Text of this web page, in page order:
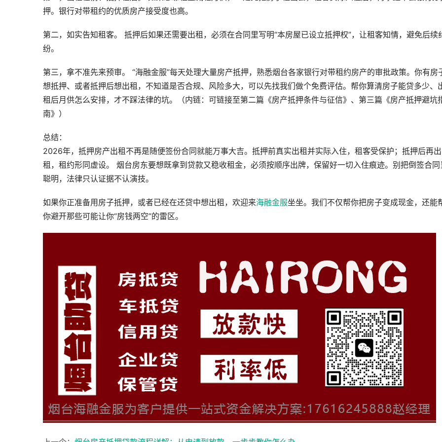
押。银行对带租约的优质房产接受度也高。
第二，如实告知租客。 抵押后如果还需要出租，必须在合同里写明“本房屋已设立抵押权”，让租客知情，避免后续
纷。
第三，拿不准先来预审。 “海融金服”每天处理大量房产抵押，熟悉烟台各家银行对带租约房产的审批政策。你有房
想抵押、或者抵押后想出租，不知道是否合规、风险多大，可以先找我们做个免费评估。帮你算清房子能贷多少、
租后月供怎么安排，才不踩法律的坑。（内链：可链接至第二篇《房产抵押条件与征信》、第三篇《房产抵押避坑
南》）
总结：
2026年，抵押房产出租不再是随便签份合同就能万事大吉。抵押前真实出租并实际入住，租客受保护；抵押后再出
租，租约形同虚设。 烟台房东要想既拿到贷款又稳收租金，必须按顺序出牌，保留好一切入住痕迹。别把倒签合同
聪明，法律只认证据不认演技。
如果你正准备用房子抵押，或者已经在还贷中想出租，欢迎来海融金服坐坐。我们不仅帮你把房子变成现金，还能
你避开那些可能让你“房钱两空”的雷区。